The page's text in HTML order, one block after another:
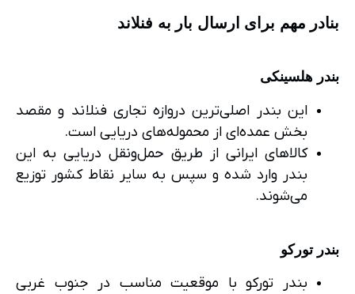
بنادر مهم برای ارسال بار به فنلاند
بندر هلسینکی
این بندر اصلی‌ترین دروازه تجاری فنلاند و مقصد
بخش عمده‌ای از محموله‌های دریایی است.
کالاهای ایرانی از طریق حمل‌ونقل دریایی به این
بندر وارد شده و سپس به سایر نقاط کشور توزیع
می‌شوند.
بندر تورکو
بندر تورکو با موقعیت مناسب در جنوب غربی